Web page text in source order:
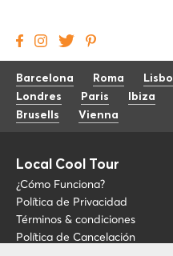
Barcelona Roma
Londres
Paris Ibiza
Brusells
Vienna
Local Cool Tour
¿Cómo Funciona?
Política de Privacidad
Términos & condiciones
Política de Cancelación